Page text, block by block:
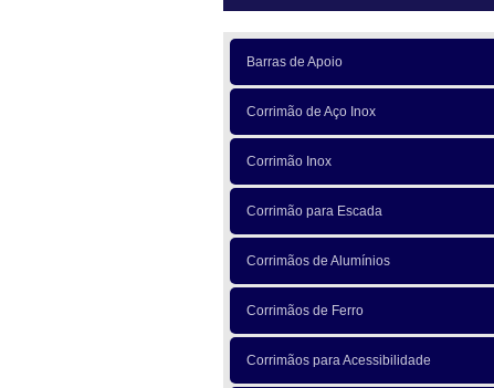
Barras de Apoio
Corrimão de Aço Inox
Corrimão Inox
Corrimão para Escada
Corrimãos de Alumínios
Corrimãos de Ferro
Corrimãos para Acessibilidade